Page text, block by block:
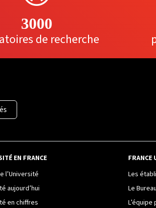
3000
de recherche
EN FRANCE
l’Université
aujourd’hui
en chiffres
FRANCE
Les
Le Bureau